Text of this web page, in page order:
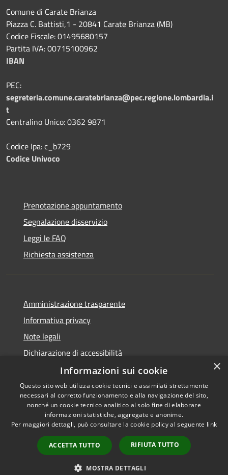
Comune di Carate Brianza
Piazza C. Battisti,1 - 20841 Carate Brianza (MB)
Codice Fiscale: 01495680157
Partita IVA: 00715100962
IBAN
PEC:
segreteria.comune.caratebrianza@pec.regione.lombardia.i
t
Centralino Unico: 0362 9871
Codice Ipa: c_b729
Codice Univoco
Prenotazione appuntamento
Segnalazione disservizio
Leggi le FAQ
Richiesta assistenza
Amministrazione trasparente
Informativa privacy
Note legali
Dichiarazione di accessibilità
Accessibilità
Privacy
Mappa del sito
×
Informazioni sui cookie
Questo sito web utilizza cookie tecnici e assimilati strettamente
necessari al corretto funzionamento e alla navigazione del sito,
nonché un cookie tecnico analitico al solo fine di elaborare
informazioni statistiche, aggregate e anonime.
Per maggiori dettagli, può consultare la cookie policy al seguente link
ACCETTA TUTTO RIFIUTA TUTTO
MOSTRA DETTAGLI